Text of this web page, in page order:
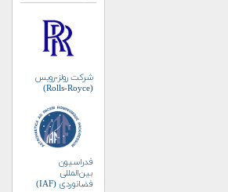
شرکت رولز-رویس
(Rolls-Royce)
فدراسیون
بین‌المللی
فضانوردی (IAF)